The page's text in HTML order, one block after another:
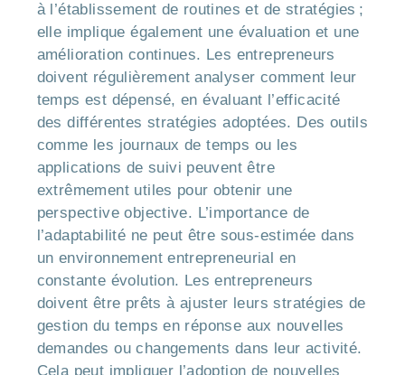
à l’établissement de routines et de stratégies ;
elle implique également une évaluation et une
amélioration continues. Les entrepreneurs
doivent régulièrement analyser comment leur
temps est dépensé, en évaluant l’efficacité
des différentes stratégies adoptées. Des outils
comme les journaux de temps ou les
applications de suivi peuvent être
extrêmement utiles pour obtenir une
perspective objective. L’importance de
l’adaptabilité ne peut être sous-estimée dans
un environnement entrepreneurial en
constante évolution. Les entrepreneurs
doivent être prêts à ajuster leurs stratégies de
gestion du temps en réponse aux nouvelles
demandes ou changements dans leur activité.
Cela peut impliquer l’adoption de nouvelles